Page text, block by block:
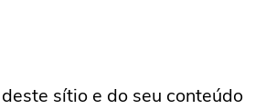
sítio e do seu conteúdo